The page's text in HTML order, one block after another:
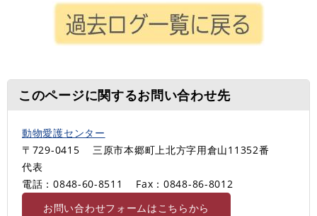
このページに関するお問い合わせ先
動物愛護センター
〒729-0415
三原市本郷町上北方字用倉山11352番
代表
電話：0848-60-8511
Fax：0848-86-8012
お問い合わせフォームはこちらから